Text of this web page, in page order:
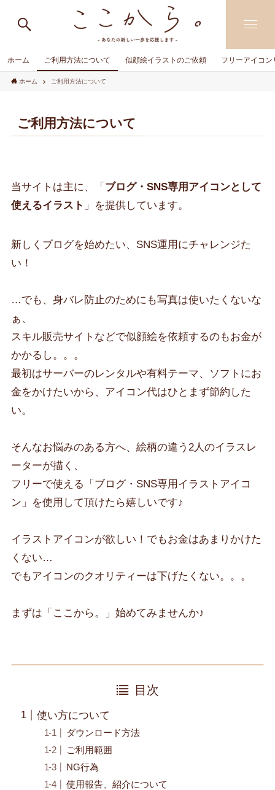
ホーム ご利用方法について 似顔絵イラストのご依頼 フリーアイコン
ホーム ご利用方法について
ご利用方法について
当サイトは主に、「 ブログ・SNS専用アイコンとして
使えるイラスト 」を提供しています。
新しくブログを始めたい、SNS運用にチャレンジた
い！
…でも、身バレ防止のためにも写真は使いたくないな
ぁ、
スキル販売サイトなどで似顔絵を依頼するのもお金が
かかるし。。。
最初はサーバーのレンタルや有料テーマ、ソフトにお
金をかけたいから、アイコン代はひとまず節約した
い。
そんなお悩みのある方へ、絵柄の違う2人のイラスレ
ーターが描く、
フリーで使える「ブログ・SNS専用イラストアイコ
ン」を使用して頂けたら嬉しいです♪
イラストアイコンが欲しい！でもお金はあまりかけた
くない…
でもアイコンのクオリティーは下げたくない。。。
まずは「ここから。」始めてみませんか♪
目次
使い方について
ダウンロード方法
ご利用範囲
NG行為
使用報告、紹介について